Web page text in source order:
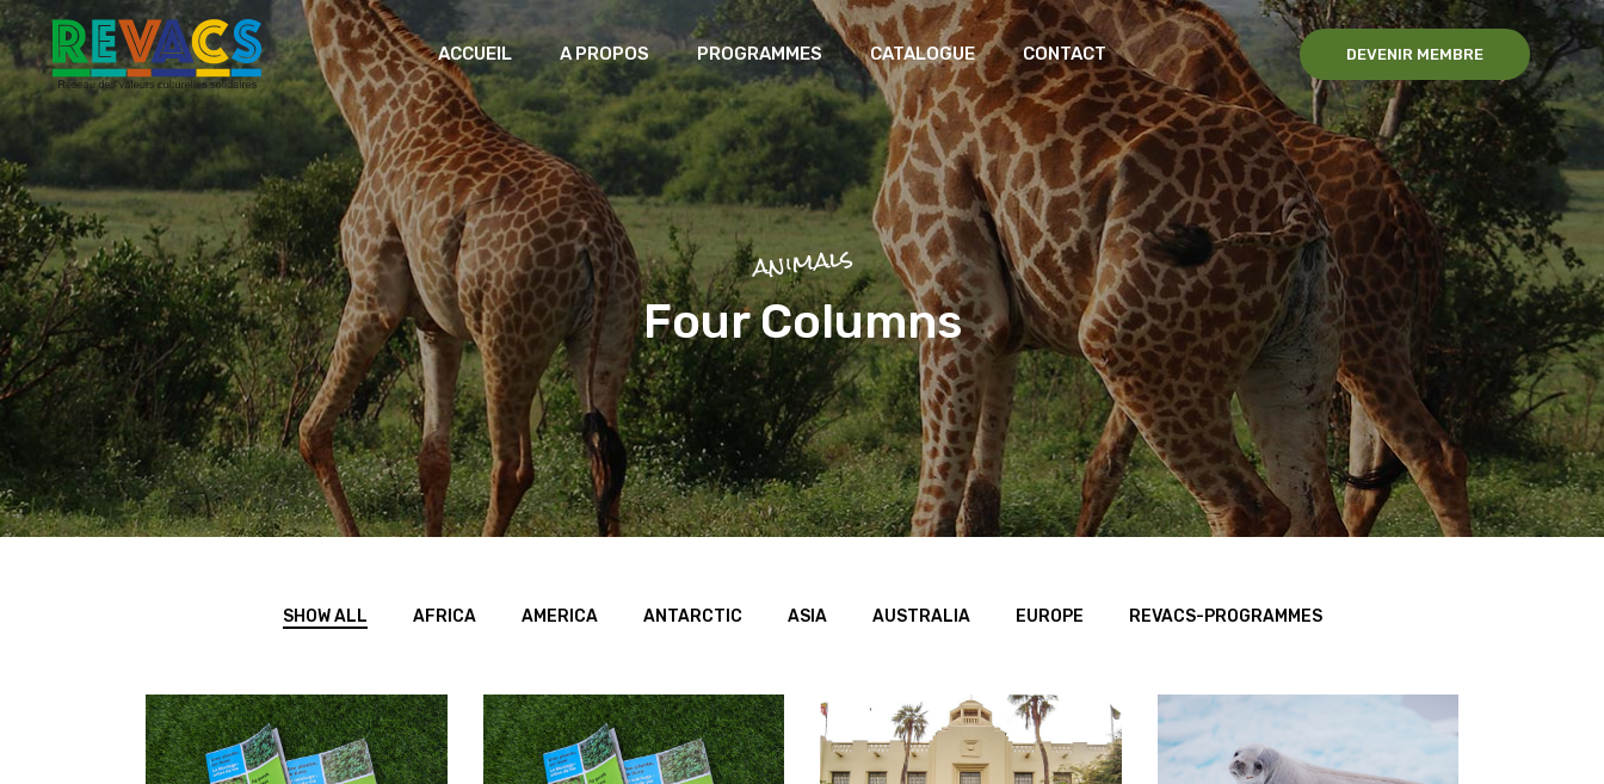
ACCUEIL A PROPOS PROGRAMMES
Laboratoire africain des
patrimoines
Greniers du futur
Mémoire Artisanale et Création
CATALOGUE CONTACT DEVENIR MEMBRE
animals
Four Columns
SHOW ALL AFRICA AMERICA ANTARCTIC ASIA AUSTRALIA EUROPE REVACS-PROGRAMMES